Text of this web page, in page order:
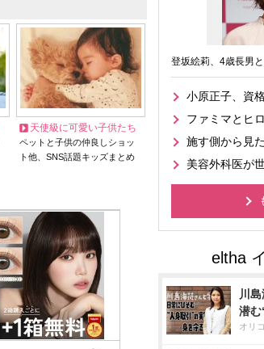
天使級に可愛い子供たち
ペットと子供の仲良しショッ
ト他、SNS話題キッズまとめ
登坂絵莉、4歳長男
小原正子、資
ファミマとヒ
施す側から見
美容外科医が
川
潜む
オリ